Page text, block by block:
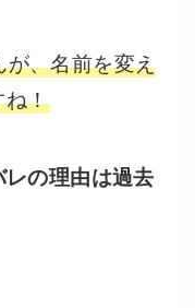
が、名前を変え
ね！
の理由は過去